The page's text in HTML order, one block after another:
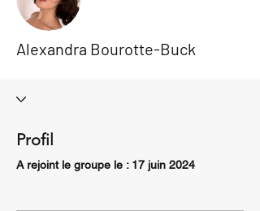
Alexandra Bourotte-Buck
Profil
A rejoint le groupe le : 17 juin 2024